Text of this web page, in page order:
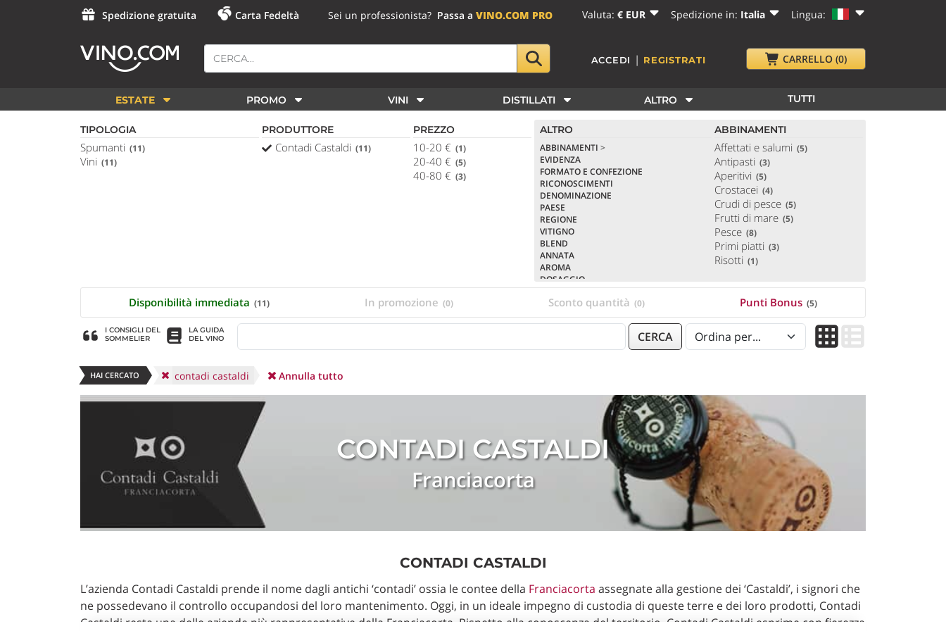
Spedizione gratuita Carta Fedeltà Sei un professionista? Passa aVINO.COM PRO Valuta: € EUR Spedizione in: Italia Lingua:
ACCEDI | REGISTRATI CARRELLO(0)
ESTATE PROMO VINI DISTILLATI ALTRO TUTTI
TIPOLOGIA
Spumanti (11)
Vini (11)
PRODUTTORE
Contadi Castaldi (11)
PREZZO
10-20 € (1)
20-40 € (5)
40-80 € (3)
ALTRO
ABBINAMENTI >
EVIDENZA
FORMATO E CONFEZIONE
RICONOSCIMENTI
DENOMINAZIONE
PAESE
REGIONE
VITIGNO
BLEND
ANNATA
AROMA
DOSAGGIO
PASSAGGIO IN BOTTE
CORPO
ABBINAMENTI
Affettati e salumi (5)
Antipasti (3)
Aperitivi (5)
Crostacei (4)
Crudi di pesce (5)
Frutti di mare (5)
Pesce (8)
Primi piatti (3)
Risotti (1)
Disponibilità immediata (11) In promozione (0) Sconto quantità (0) Punti Bonus (5)
I CONSIGLI DEL
SOMMELIER
LA GUIDA
DEL VINO
CERCA
HAI CERCATO contadi castaldi Annulla tutto
CONTADI CASTALDI
Franciacorta
CONTADI CASTALDI
L’azienda Contadi Castaldi prende il nome dagli antichi ‘contadi’ ossia le contee della Franciacorta assegnate alla gestione dei ‘Castaldi’, i signori che
ne possedevano il controllo occupandosi del loro mantenimento. Oggi, in un ideale impegno di custodia di queste terre e dei loro prodotti, Contadi
Castaldi resta una delle aziende più rappresentative della Franciacorta. Rispetto alla conoscenza del territorio, Contadi Castaldi esprime con fierezza